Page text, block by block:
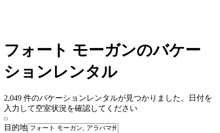
フォート モーガンのバケー
ションレンタル
2,049 件のバケーションレンタルが見つかりました。日付を
入力して空室状況を確認してください
目的地